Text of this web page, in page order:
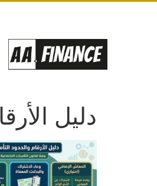
دليل الأرقام